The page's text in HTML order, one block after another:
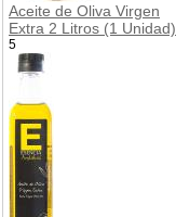
Aceite de Oliva Virgen
Extra 2 Litros (1 Unidad)
5